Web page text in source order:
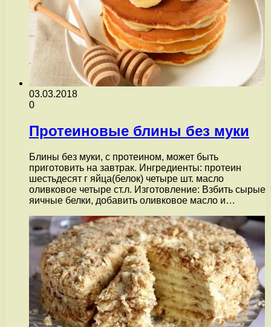
03.03.2018
0
Протеиновые блины без муки
Блины без муки, с протеином, может быть
приготовить на завтрак. Ингредиенты: протеин
шестьдесят г яйца(белок) четыре шт. масло
оливковое четыре ст.л. Изготовление: Взбить сырые
яичные белки, добавить оливковое масло и…